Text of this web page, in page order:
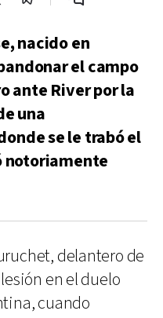
nacido en
el campo
ante River por la
una
se le trabó el
notoriamente
delantero de
en el duelo
cuando